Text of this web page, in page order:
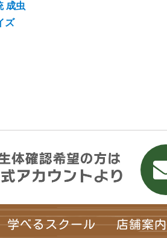
成虫
ズ
学べるスクール 店舗案内